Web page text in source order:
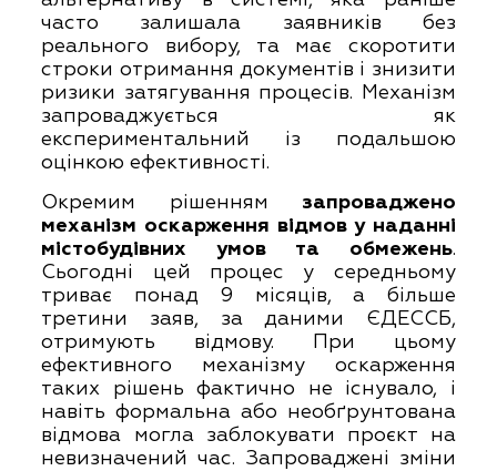
часто залишала заявників без
реального вибору, та має скоротити
строки отримання документів і знизити
ризики затягування процесів. Механізм
запроваджується як
експериментальний із подальшою
оцінкою ефективності.
Окремим рішенням запроваджено
механізм оскарження відмов у наданні
містобудівних умов та обмежень.
Сьогодні цей процес у середньому
триває понад 9 місяців, а більше
третини заяв, за даними ЄДЕССБ,
отримують відмову. При цьому
ефективного механізму оскарження
таких рішень фактично не існувало, і
навіть формальна або необґрунтована
відмова могла заблокувати проєкт на
невизначений час. Запроваджені зміни